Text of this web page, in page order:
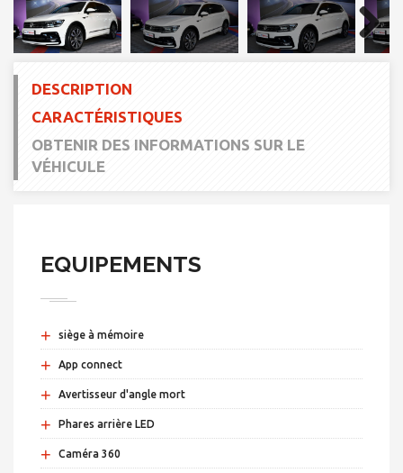
Next
DESCRIPTION
CARACTÉRISTIQUES
OBTENIR DES INFORMATIONS SUR LE
VÉHICULE
EQUIPEMENTS
+ siège à mémoire
+ App connect
+ Avertisseur d'angle mort
+ Phares arrière LED
+ Caméra 360